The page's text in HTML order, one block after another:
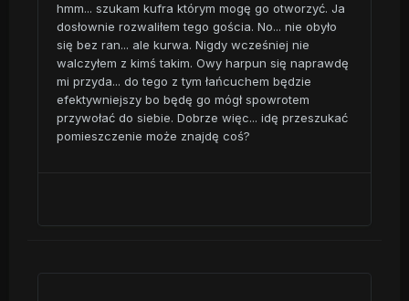
hmm... szukam kufra którym mogę go otworzyć. Ja
dosłownie rozwaliłem tego gościa. No... nie obyło
się bez ran... ale kurwa. Nigdy wcześniej nie
walczyłem z kimś takim. Owy harpun się naprawdę
mi przyda... do tego z tym łańcuchem będzie
efektywniejszy bo będę go mógł spowrotem
przywołać do siebie. Dobrze więc... idę przeszukać
pomieszczenie może znajdę coś?